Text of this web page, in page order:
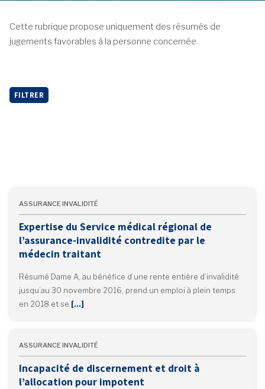
Cette rubrique propose uniquement des résumés de
jugements favorables à la personne concernée.
FILTRER
ASSURANCE INVALIDITÉ
Expertise du Service médical régional de
l’assurance-invalidité contredite par le
médecin traitant
Résumé Dame A, au bénéfice d’une rente entière d’invalidité
jusqu’au 30 novembre 2016, prend un emploi à plein temps
en 2018 et se […]
ASSURANCE INVALIDITÉ
Incapacité de discernement et droit à
l’allocation pour impotent